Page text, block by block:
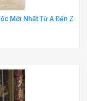
Mới Nhất Từ A Đến Z